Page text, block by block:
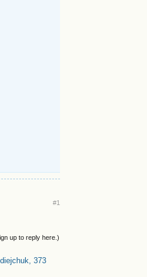
#1
up to reply here.)
373